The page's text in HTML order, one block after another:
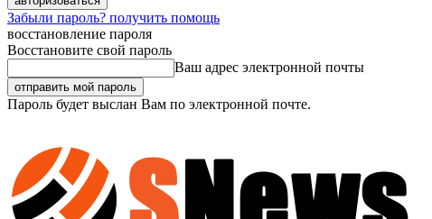
Забыли пароль? получить помощь
восстановление пароля
Восстановите свой пароль
Ваш адрес электронной почты
Пароль будет выслан Вам по электронной почте.